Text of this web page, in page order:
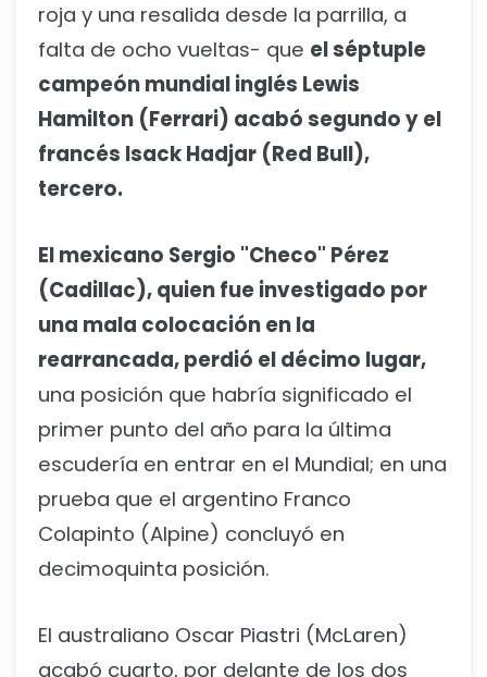
roja y una resalida desde la parrilla, a
falta de ocho vueltas- que el séptuple
campeón mundial inglés Lewis
Hamilton (Ferrari) acabó segundo y el
francés Isack Hadjar (Red Bull),
tercero.
El mexicano Sergio "Checo" Pérez
(Cadillac), quien fue investigado por
una mala colocación en la
rearrancada, perdió el décimo lugar,
una posición que habría significado el
primer punto del año para la última
escudería en entrar en el Mundial; en una
prueba que el argentino Franco
Colapinto (Alpine) concluyó en
decimoquinta posición.
El australiano Oscar Piastri (McLaren)
acabó cuarto, por delante de los dos